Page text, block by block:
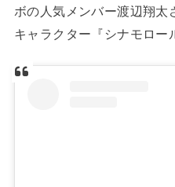
ボの人気メンバー渡辺翔太
キャラクター『シナモロー